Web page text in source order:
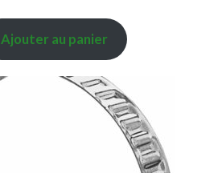
Ajouter au panier